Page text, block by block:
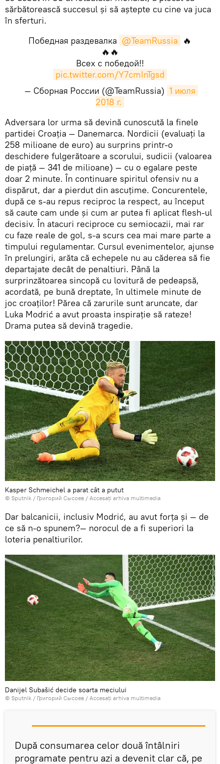
sărbătorească succesul și să aștepte cu cine va juca
în sferturi.
Победная раздевалка @TeamRussia
🔥
🔥🔥
Всех с победой!!
pic.twitter.com/Y7cmInTgsd
— Сборная России (@TeamRussia) 1 июля
2018 г.
​Adversara lor urma să devină cunoscută la finele
partidei Croația — Danemarca. Nordicii (evaluați la
258 milioane de euro) au surprins printr-o
deschidere fulgerătoare a scorului, sudicii (valoarea
de piață — 341 de milioane) — cu o egalare peste
doar 2 minute. În continuare spiritul ofensiv nu a
dispărut, dar a pierdut din ascuțime. Concurentele,
după ce s-au repus reciproc la respect, au început
să caute cam unde și cum ar putea fi aplicat flesh-ul
decisiv. În atacuri reciproce cu semiocazii, mai rar
cu faze reale de gol, s-a scurs cea mai mare parte a
timpului regulamentar. Cursul evenimentelor, ajunse
în prelungiri, arăta că echepele nu au căderea să fie
departajate decât de penaltiuri. Până la
surprinzătoarea sincopă cu lovitură de pedeapsă,
acordată, pe bună dreptate, în ultimele minute de
joc croaților! Părea că zarurile sunt aruncate, dar
Luka Modrić a avut proasta inspirație să rateze!
Drama putea să devină tragedie.
Kasper Schmeichel a parat cât a putut
© Sputnik / Григорий Сысоев / Accesați arhiva multimedia
Dar balcanicii, inclusiv Modrić, au avut forța și — de
ce să n-o spunem?— norocul de a fi superiori la
loteria penaltiurilor.
Danijel Subašić decide soarta meciului
© Sputnik / Григорий Сысоев / Accesați arhiva multimedia
După consumarea celor două întâlniri
programate pentru azi a devenit clar că, pe